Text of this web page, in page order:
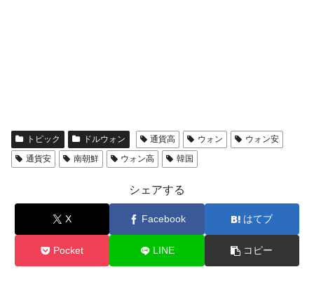
トピック ドルウォン 通貨高 ウォン
ウォン安
通貨安
南朝鮮 ウォン高 韓国
シェアする
X Facebook はてブ
Pocket LINE コピー